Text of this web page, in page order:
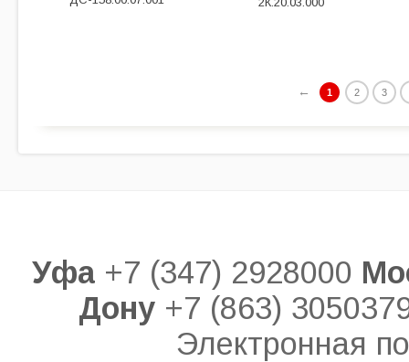
← 1 2 3
Уфа +7 (347) 2928000
Дону +7 (863)
Электронная